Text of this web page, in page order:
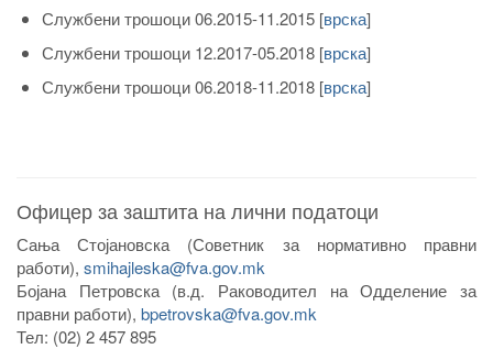
Службени трошоци 06.2015-11.2015 [врска]
Службени трошоци 12.2017-05.2018 [врска]
Службени трошоци 06.2018-11.2018 [врска]
Офицер за заштита на лични податоци
Сања Стојановска (Советник за нормативно правни
работи), smihajleska@fva.gov.mk
Бојана Петровска (в.д. Раководител на Одделение за
правни работи), bpetrovska@fva.gov.mk
Тел: (02) 2 457 895